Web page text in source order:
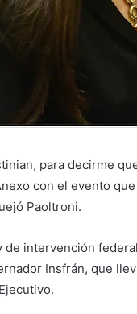
para decirme
con el evento
Paoltroni.
intervención
Insfrán, que